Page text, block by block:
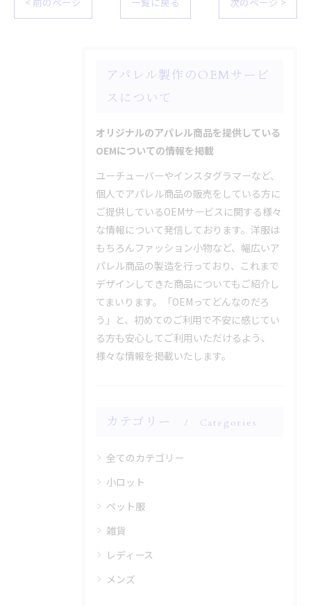
アパレル製作のOEMサービ
スについて
オリジナルのアパレル商品を提供している
OEMについての情報を掲載
ユーチューバーやインスタグラマーなど、
個人でアパレル商品の販売をしている方に
ご提供しているOEMサービスに関する様々
な情報について発信しております。洋服は
もちろんファッション小物など、幅広いア
パレル商品の製造を行っており、これまで
デザインしてきた商品についてもご紹介し
てまいります。「OEMってどんなのだろ
う」と、初めてのご利用で不安に感じてい
る方も安心してご利用いただけるよう、
様々な情報を掲載いたします。
カテゴリー Categories
全てのカテゴリー
小ロット
ペット服
雑貨
レディース
メンズ